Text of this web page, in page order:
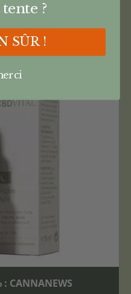
produit CBD
CANNANEWS
?
SÛR !